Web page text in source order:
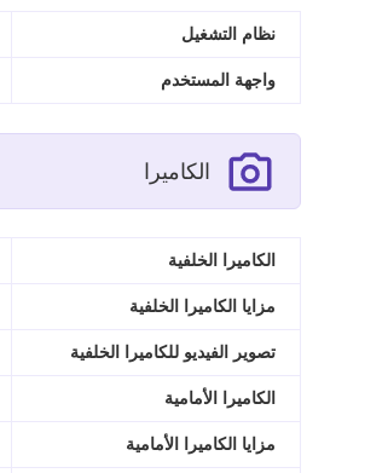
نظام التشغيل
واجهة المستخدم
الكاميرا
الكاميرا الخلفية
مزايا الكاميرا الخلفية
تصوير الفيديو للكاميرا الخلفية
الكاميرا الأمامية
مزايا الكاميرا الأمامية